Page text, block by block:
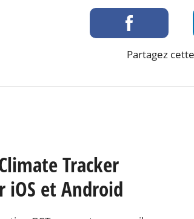
Partagez
Tracker
iOS et Android